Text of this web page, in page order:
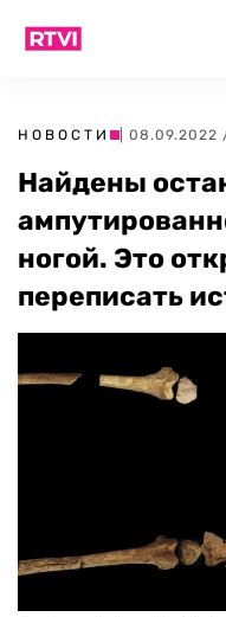
НОВОСТИ | 08.09.2022
Найдены
ногой. Это
переписать